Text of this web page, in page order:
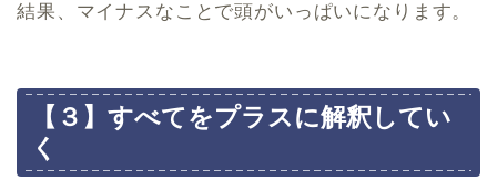
結果、マイナスなことで頭がいっぱいになります。
【３】すべてをプラスに解釈してい
く